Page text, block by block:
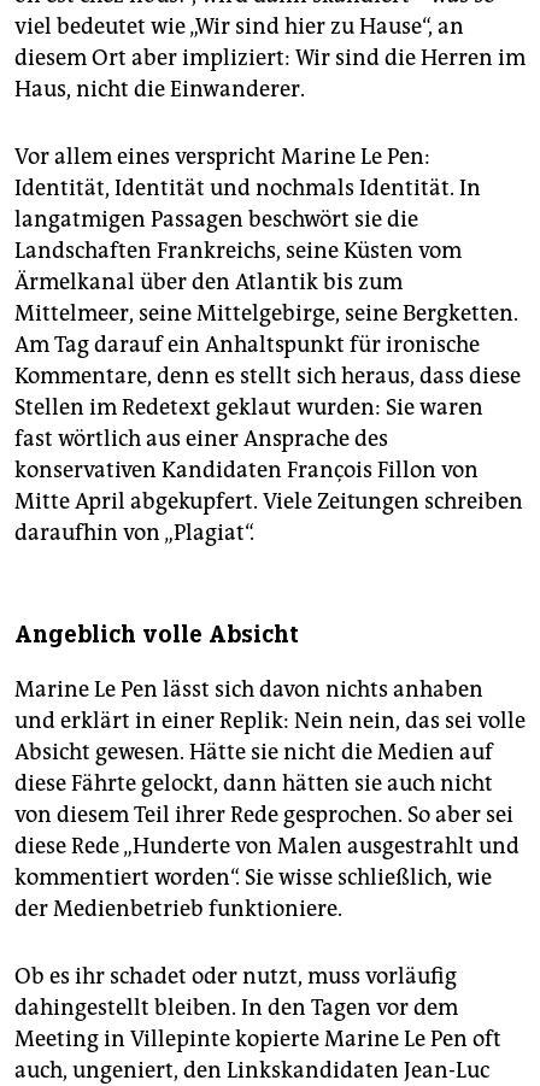
viel bedeutet wie „Wir sind hier zu Hause“, an
diesem Ort aber impliziert: Wir sind die Herren im
Haus, nicht die Einwanderer.
Vor allem eines verspricht Marine Le Pen:
Identität, Identität und nochmals Identität. In
langatmigen Passagen beschwört sie die
Landschaften Frankreichs, seine Küsten vom
Ärmelkanal über den Atlantik bis zum
Mittelmeer, seine Mittelgebirge, seine Bergketten.
Am Tag darauf ein Anhaltspunkt für ironische
Kommentare, denn es stellt sich heraus, dass diese
Stellen im Redetext geklaut wurden: Sie waren
fast wörtlich aus einer Ansprache des
konservativen Kandidaten François Fillon von
Mitte April abgekupfert. Viele Zeitungen schreiben
daraufhin von „Plagiat“.
Angeblich volle Absicht
Marine Le Pen lässt sich davon nichts anhaben
und erklärt in einer Replik: Nein nein, das sei volle
Absicht gewesen. Hätte sie nicht die Medien auf
diese Fährte gelockt, dann hätten sie auch nicht
von diesem Teil ihrer Rede gesprochen. So aber sei
diese Rede „Hunderte von Malen ausgestrahlt und
kommentiert worden“. Sie wisse schließlich, wie
der Medienbetrieb funktioniere.
Ob es ihr schadet oder nutzt, muss vorläufig
dahingestellt bleiben. In den Tagen vor dem
Meeting in Villepinte kopierte Marine Le Pen oft
auch, ungeniert, den Linkskandidaten Jean-Luc